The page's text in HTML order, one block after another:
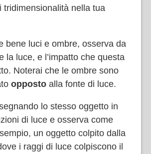
tridimensionalità nella tua
bene luci e ombre, osserva da
la luce, e l’impatto che questa
Noterai che le ombre sono
opposto alla fonte di luce.
lo stesso oggetto in
di luce e osserva come
un oggetto colpito dalla
i raggi di luce colpiscono il